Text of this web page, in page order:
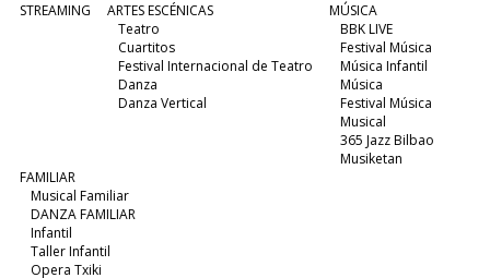
STREAMING
ARTES ESCÉNICAS
Teatro
Cuartitos
Festival Internacional de Teatro
Danza
Danza Vertical
MÚSICA
BBK LIVE
Festival Música
Música Infantil
Música
Festival Música
Musical
365 Jazz Bilbao
Musiketan
FAMILIAR
Musical Familiar
DANZA FAMILIAR
Infantil
Taller Infantil
Opera Txiki